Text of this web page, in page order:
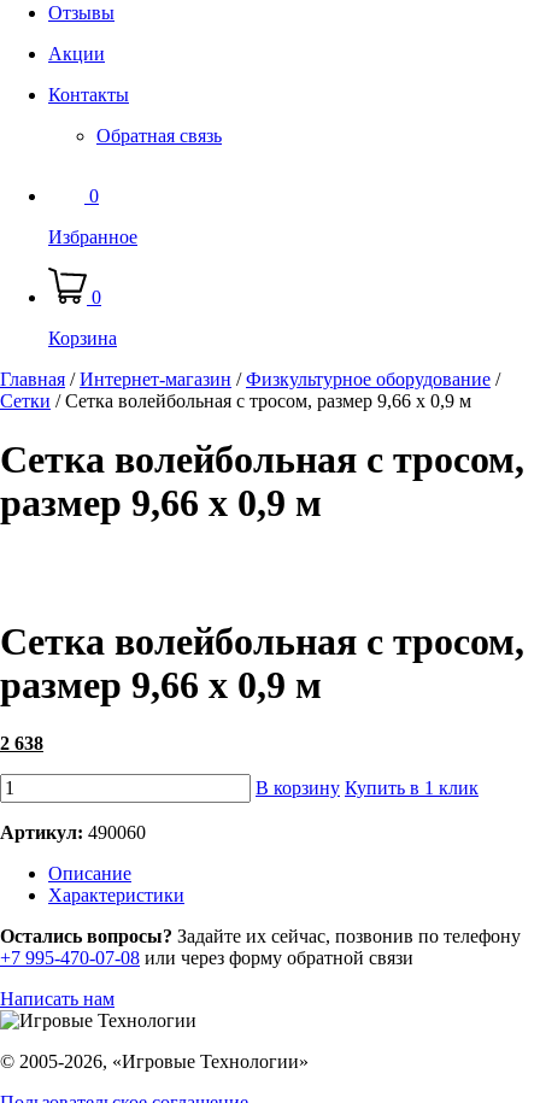
Отзывы
Акции
Контакты
Обратная связь
0
Избранное
0
Корзина
Главная /Интернет-магазин /Физкультурное оборудование /
Сетки /Сетка волейбольная с тросом, размер 9,66 х 0,9 м
Сетка волейбольная с тросом,
размер 9,66 х 0,9 м
Сетка волейбольная с тросом,
размер 9,66 х 0,9 м
2 638
В корзину Купить в 1 клик
Артикул: 490060
Описание
Характеристики
Остались вопросы? Задайте их сейчас, позвонив по телефону
+7 995-470-07-08 или через форму обратной связи
Написать нам
© 2005-2026, «Игровые Технологии»